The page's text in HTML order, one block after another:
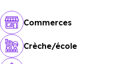
Commerces
Crèche/école